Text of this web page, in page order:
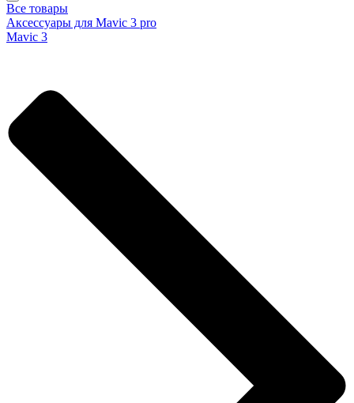
Все товары
Аксессуары для Mavic 3 pro
Mavic 3